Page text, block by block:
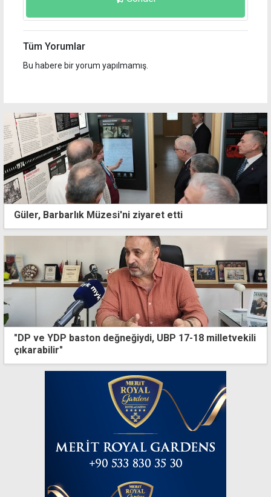
Tüm Yorumlar
Bu habere bir yorum yapılmamış.
Güler, Barbarlık Müzesi'ni ziyaret etti
"DP ve YDP baston değneğiydi, UBP 17-18 milletvekili
çıkarabilir"